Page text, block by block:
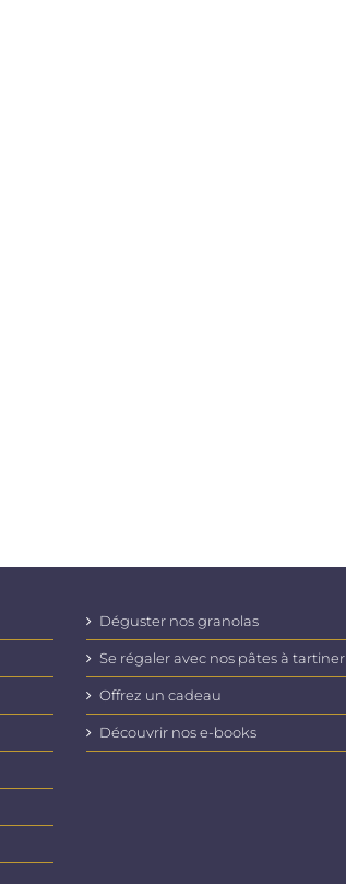
Déguster nos granolas
Se régaler avec nos pâtes à tartiner
Offrez un cadeau
Découvrir nos e-books